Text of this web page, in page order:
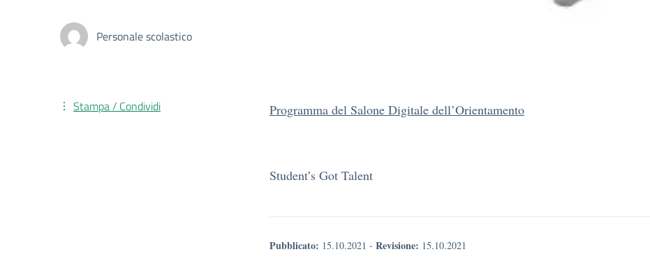
Personale scolastico
Programma del Salone Digitale dell’Orientamento
Student’s Got Talent
Pubblicato: 15.10.2021 - Revisione: 15.10.2021
Stampa / Condividi